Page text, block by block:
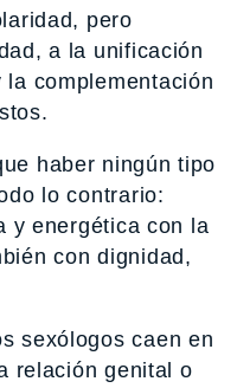
pero
a la unificación
complementación
haber ningún tipo
lo contrario:
y energética con la
con dignidad,
sexólogos caen en
relación genital o